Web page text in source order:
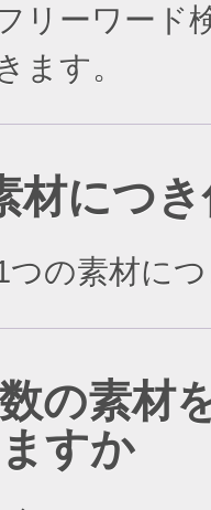
リーワード
ます。
材につ
つの素材に
の素材
すか